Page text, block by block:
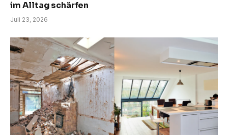
im Alltag schärfen
Juli 23, 2026